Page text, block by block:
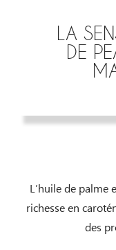
LA
DE
L’huile de palme
richesse en
des